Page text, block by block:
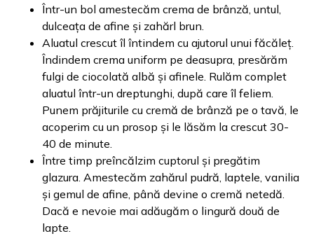
Într-un bol amestecăm crema de brânză, untul,
dulceața de afine și zahărl brun.
Aluatul crescut îl întindem cu ajutorul unui făcăleț.
Îndindem crema uniform pe deasupra, presărăm
fulgi de ciocolată albă și afinele. Rulăm complet
aluatul într-un dreptunghi, după care îl feliem.
Punem prăjiturile cu cremă de brânză pe o tavă, le
acoperim cu un prosop și le lăsăm la crescut 30-
40 de minute.
Între timp preîncălzim cuptorul și pregătim
glazura. Amestecăm zahărul pudră, laptele, vanilia
și gemul de afine, până devine o cremă netedă.
Dacă e nevoie mai adăugăm o lingură două de
lapte.